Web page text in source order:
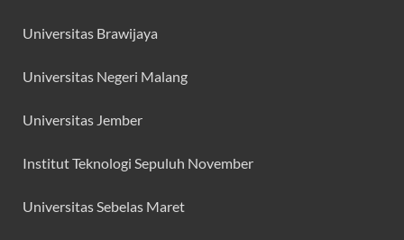
Universitas Brawijaya
Universitas Negeri Malang
Universitas Jember
Institut Teknologi Sepuluh November
Universitas Sebelas Maret